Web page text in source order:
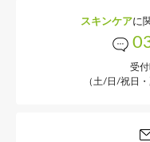
スキンケアに
受
（土/日/祝日